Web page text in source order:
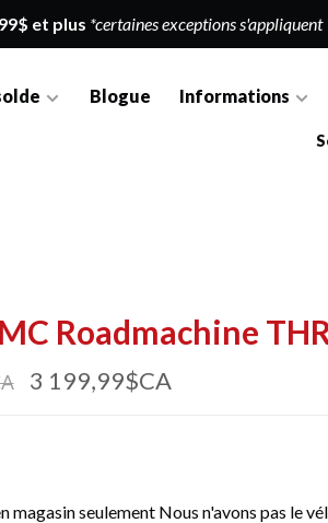
et plus *certaines exceptions s'appliquent
Blogue Informations
Roadmachine
3 199,99$CA
magasin seulement Nous n'avons pas le